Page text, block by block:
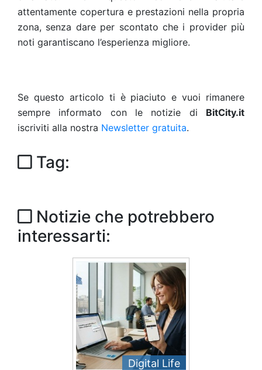
attentamente copertura e prestazioni nella propria
zona, senza dare per scontato che i provider più
noti garantiscano l’esperienza migliore.
Se questo articolo ti è piaciuto e vuoi rimanere
sempre informato con le notizie di BitCity.it
iscriviti alla nostra Newsletter gratuita.
Tag:
Notizie che potrebbero
interessarti:
Digital Life